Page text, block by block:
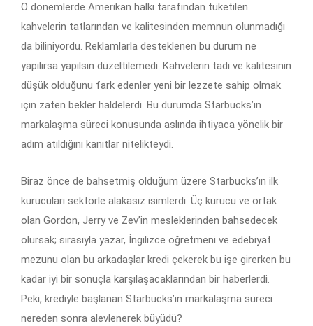
O dönemlerde Amerikan halkı tarafından tüketilen
kahvelerin tatlarından ve kalitesinden memnun olunmadığı
da biliniyordu. Reklamlarla desteklenen bu durum ne
yapılırsa yapılsın düzeltilemedi. Kahvelerin tadı ve kalitesinin
düşük olduğunu fark edenler yeni bir lezzete sahip olmak
için zaten bekler haldelerdi. Bu durumda Starbucks’ın
markalaşma süreci konusunda aslında ihtiyaca yönelik bir
adım atıldığını kanıtlar nitelikteydi.
Biraz önce de bahsetmiş olduğum üzere Starbucks’ın ilk
kurucuları sektörle alakasız isimlerdi. Üç kurucu ve ortak
olan Gordon, Jerry ve Zev’in mesleklerinden bahsedecek
olursak; sırasıyla yazar, İngilizce öğretmeni ve edebiyat
mezunu olan bu arkadaşlar kredi çekerek bu işe girerken bu
kadar iyi bir sonuçla karşılaşacaklarından bir haberlerdi.
Peki, krediyle başlanan Starbucks’ın markalaşma süreci
nereden sonra alevlenerek büyüdü?